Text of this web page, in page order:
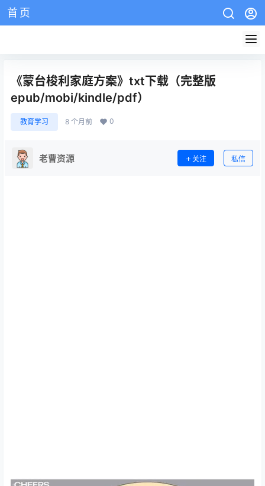
首页
网站介绍
《蒙台梭利家庭方案》txt下载（完整版
epub/mobi/kindle/pdf）
教育学习 8 个月前 0
老曹资源 关注 私信